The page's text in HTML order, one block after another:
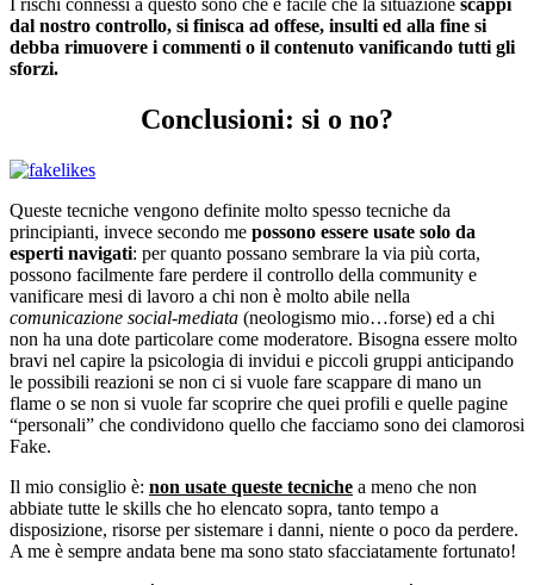
I rischi connessi a questo sono che è facile che la situazione scappi
dal nostro controllo, si finisca ad offese, insulti ed alla fine si
debba rimuovere i commenti o il contenuto vanificando tutti gli
sforzi.
Conclusioni: si o no?
Queste tecniche vengono definite molto spesso tecniche da
principianti, invece secondo me possono essere usate solo da
esperti navigati: per quanto possano sembrare la via più corta,
possono facilmente fare perdere il controllo della community e
vanificare mesi di lavoro a chi non è molto abile nella
comunicazione social-mediata (neologismo mio…forse) ed a chi
non ha una dote particolare come moderatore. Bisogna essere molto
bravi nel capire la psicologia di invidui e piccoli gruppi anticipando
le possibili reazioni se non ci si vuole fare scappare di mano un
flame o se non si vuole far scoprire che quei profili e quelle pagine
“personali” che condividono quello che facciamo sono dei clamorosi
Fake.
Il mio consiglio è: non usate queste tecniche a meno che non
abbiate tutte le skills che ho elencato sopra, tanto tempo a
disposizione, risorse per sistemare i danni, niente o poco da perdere.
A me è sempre andata bene ma sono stato sfacciatamente fortunato!